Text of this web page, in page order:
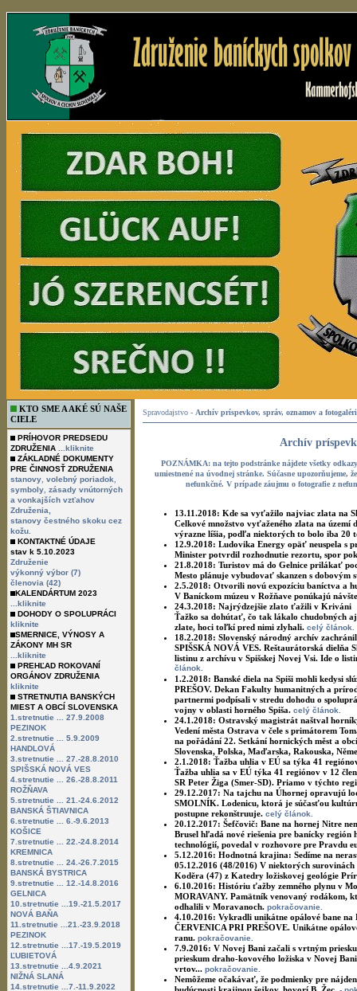
KTO SME A AKÉ SÚ NAŠE
CIELE
PRÍHOVOR PREDSEDU
ZDRUŽENIA
...kliknite
ZÁKLADNÉ DOKUMENTY
PRE ČINNOSŤ ZDRUŽENIA
stanovy volebný poriadok
symboly zásady vnútorných
a vonkajších vzťahov
Združenia,
stanovy čestného skoku cez
kožu.
KONTAKTNÉ ÚDAJE
stav k 5.10.2023
Združenie
výkonný výbor (7)
členovia (42)
KALENDÁRTUM 2023
...kliknite
DOHODY O SPOLUPRÁCI
kliknite
SMERNICE, VÝNOSY A
ZÁKONY MH SR
...kliknite
PREHĽAD ROKOVANÍ
ORGÁNOV ZDRUŽENIA
kliknite
STRETNUTIA BANSKÝCH
MIEST A OBCÍ SLOVENSKA
1.stretnutie ... 27.9.2008
PEZINOK
2.stretnutie ... 5.9.2009
HANDLOVÁ
3.stretnutie ... 27.-28.8.2010
SPIŠSKÁ NOVÁ VES
4.stretnutie ... 26.-28.8.2011
ROŽŇAVA
5.stretnutie ... 21.-24.6.2012
BANSKÁ ŠTIAVNICA
6.stretnutie ... 6.-9.6.2013
KOŠICE
7.stretnutie ... 22.-24.8.2014
KREMNICA
8.stretnutie ... 24.-26.7.2015
BANSKÁ BYSTRICA
9.stretnutie ... 12.-14.8.2016
GELNICA
10.stretnutie ...19.-21.5.2017
NOVÁ BAŇA
11.stretnutie ...21.-23.9.2018
PEZINOK
12.stretnutie ...17.-19.5.2019
ĽUBIETOVÁ
13.stretnutie ...4.9.2021
NIŽNÁ SLANÁ
14.stretnutie ...7.-11.9.2022
Spravodajstvo - Archív príspevkov, správ, oznamov a
Archív
POZNÁMKA: na tejto podstránke nájdete všetky
umiestnené na úvodnej stránke. Súčasne upozorňujeme,
nefunkčné. V prípade záujmu o fotografie z
13.11.2018: Kde sa vyťažilo najviac zlata na
Celkové množstvo vyťaženého zlata na území
výrazne líšia, podľa niektorých to bolo iba 20
12.9.2018: Ludovika Energy opäť neuspela s
Minister potvrdil rozhodnutie rezortu, spor
21.8.2018: Turistov má do Gelnice prilákať
Mesto plánuje vybudovať skanzen s dobovým
2.5.2018: Otvorili novú expozíciu baníctva a
V Baníckom múzeu v Rožňave ponúkajú
24.3.2018: Najrýdzejšie zlato ťažili v Kriváni
Ťažko sa dohútať, čo tak lákalo chudobných
zlate, hoci toľkí pred nimi zlyhali. celý článok.
18.2.2018: Slovenský národný archív
SPIŠSKÁ NOVÁ VES. Reštaurátorská dielňa
listinu z archívu v Spišskej Novej Vsi. Ide o
článok.
1.2.2018: Banské diela na Spiši mohli kedysi
PREŠOV. Dekan Fakulty humanitných a
partnermi podpísali v stredu dohodu o
vojny v oblasti horného Spiša. celý článok.
24.1.2018: Ostravský magistrát naštval
Vedení města Ostrava v čele s primátorem
na pořádání 22. Setkání hornických měst a
Slovenska, Polska, Maďarska, Rakouska,
2.1.2018: Ťažba uhlia v EÚ sa týka 41
Ťažba uhlia sa v EÚ týka 41 regiónov v 12
SR Peter Žiga (Smer-SD). Priamo v týchto
29.12.2017: Na tajchu na Úhornej opravujú
SMOLNÍK. Lodenicu, ktorá je súčasťou
postupne rekonštruuje. celý článok.
20.12.2017: Šefčovič: Bane na hornej Nitre
Brusel hľadá nové riešenia pre banícky
technológií, povedal v rozhovore pre Pravdu
5.12.2016: Hodnotná krajina: Sedíme na
05.12.2016 (48/2016) V niektorých
Koděra (47) z Katedry ložiskovej geológie
6.10.2016: Históriu ťažby zemného plynu v
MORAVANY. Pamätník venovaný rodákom,
odhalili v Moravanoch. pokračovanie.
4.10.2016: Vykradli unikátne opálové bane na
ČERVENICA PRI PREŠOVE. Unikátne
ranu. pokračovanie.
7.9.2016: V Novej Bani začali s vrtným
prieskum draho-kovového ložiska v Novej
vrtov... pokračovanie.
Nemôžeme očakávať, že podmienky pre